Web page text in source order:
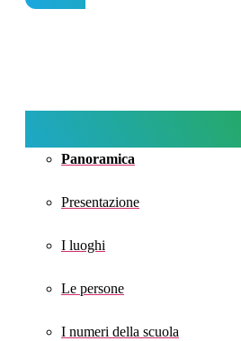
Panoramica
Presentazione
I luoghi
Le persone
I numeri della scuola